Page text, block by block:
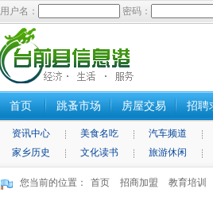
用户名： 密码：
首页 跳蚤市场 房屋交易 招聘
资讯中心 美食名吃 汽车频道
家乡历史
文化读书 旅游休闲
您当前的位置： 首页 招商加盟 教育培训